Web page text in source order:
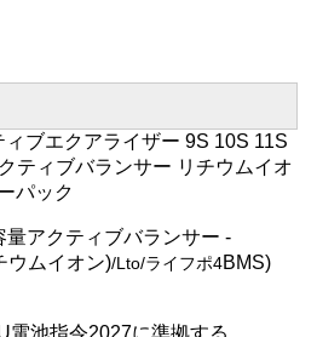
ブエクアライザー 9S 10S 11S
ティブバランサー リチウムイオ
パック
アクティブバランサー -
ウムイオン)/Lto/ライフポ4BMS)
電池指令2027に準拠する